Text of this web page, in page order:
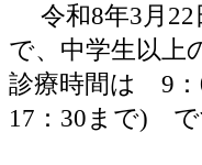
令和8年3月22
で、中学生以上
診療時間は 9：
17：30まで) で